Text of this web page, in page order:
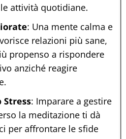
attività quotidiane.
: Una mente calma e
relazioni più sane,
propenso a rispondere
anziché reagire
Stress: Imparare a gestire
la meditazione ti dà
per affrontare le sfide